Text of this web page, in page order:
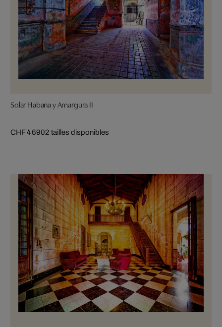
Solar Habana y Amargura II
CHF 4 6902 tailles disponibles